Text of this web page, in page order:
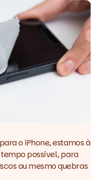
o iPhone, estamos à
possível, para
ou mesmo quebras